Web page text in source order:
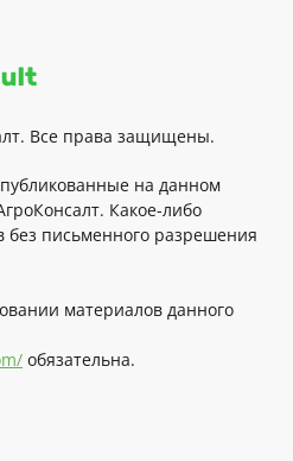
Все права защищены.
на данном
Какое-либо
без письменного разрешения
материалов данного
обязательна.